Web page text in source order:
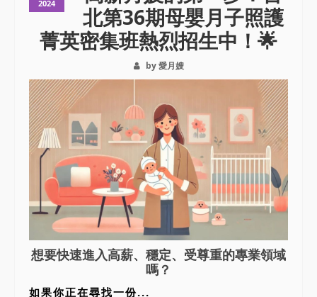
2024
北第36期母嬰月子照護
菁英密集班熱烈招生中！🌟
by 愛月嫂
想要快速進入高薪、穩定、受尊重的專業領域
嗎？
如果你正在尋找一份...